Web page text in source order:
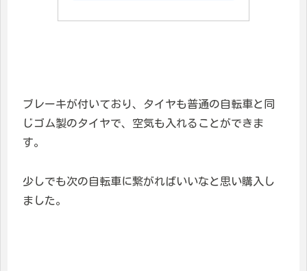
ブレーキが付いており、タイヤも普通の自転車と同
じゴム製のタイヤで、空気も入れることができま
す。
少しでも次の自転車に繋がればいいなと思い購入し
ました。